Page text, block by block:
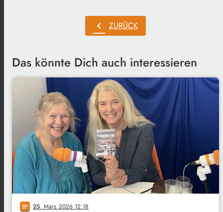
chevron_left ZURÜCK
Das könnte Dich auch interessieren
notes 25. März 2026 12:18